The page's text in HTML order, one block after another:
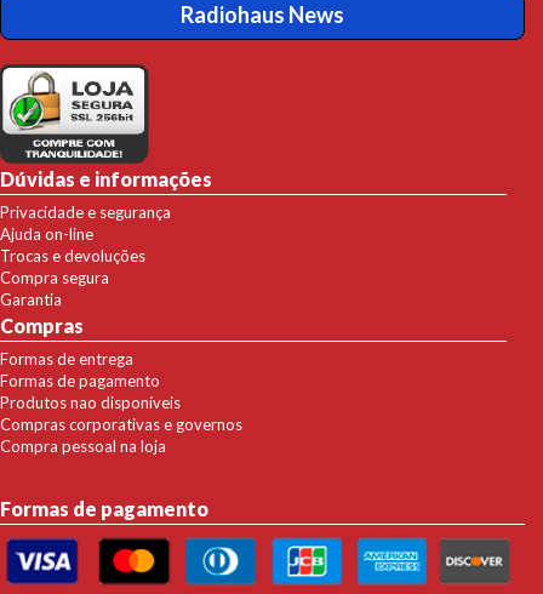
Radiohaus News
Dúvidas e informações
Privacidade e segurança
Ajuda on-line
Trocas e devoluções
Compra segura
Garantia
Compras
Formas de entrega
Formas de pagamento
Produtos nao disponíveis
Compras corporativas e governos
Compra pessoal na loja
Formas de pagamento